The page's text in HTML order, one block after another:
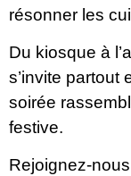
résonner les
Du kiosque à
s’invite partout
soirée
festive.
Rejoignez-